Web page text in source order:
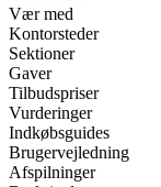
Vær med
Kontorsteder
Sektioner
Gaver
Tilbudspriser
Vurderinger
Indkøbsguides
Brugervejledning
Afspilninger